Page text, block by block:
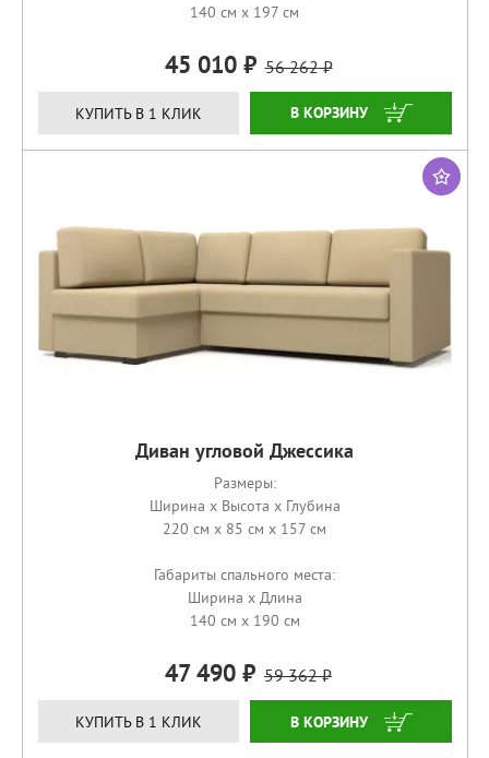
140 см x 197 см
45 010 56 262
КУПИТЬ В 1 КЛИК ЗАКАЗАТЬ
Диван угловой Джессика
Размеры:
Ширина x Высота x Глубина
220 см x 85 см x 157 см
Габариты спального места:
Ширина x Длина
140 см x 190 см
47 490 59 362
КУПИТЬ В 1 КЛИК ЗАКАЗАТЬ